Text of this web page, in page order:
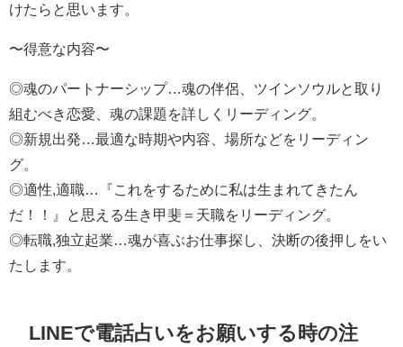
けたらと思います。
〜得意な内容〜
◎魂のパートナーシップ…魂の伴侶、ツインソウルと取り
組むべき恋愛、魂の課題を詳しくリーディング。
◎新規出発…最適な時期や内容、場所などをリーディン
グ。
◎適性,適職…『これをするために私は生まれてきたん
だ！！』と思える生き甲斐＝天職をリーディング。
◎転職,独立起業…魂が喜ぶお仕事探し、決断の後押しをい
たします。
LINEで電話占いをお願いする時の注